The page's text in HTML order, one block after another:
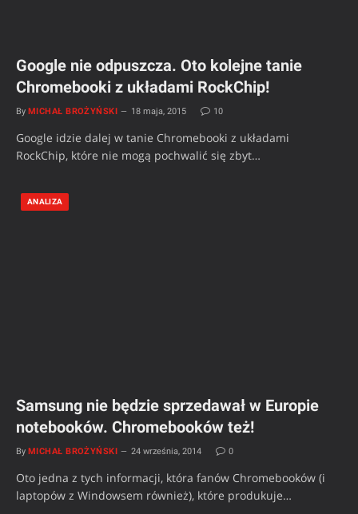
Google nie odpuszcza. Oto kolejne tanie
Chromebooki z układami RockChip!
By MICHAŁ BROŻYŃSKI 18 maja, 2015 10
Google idzie dalej w tanie Chromebooki z układami
RockChip, które nie mogą pochwalić się zbyt…
ANALIZA
Samsung nie będzie sprzedawał w Europie
notebooków. Chromebooków też!
By MICHAŁ BROŻYŃSKI 24 września, 2014 0
Oto jedna z tych informacji, która fanów Chromebooków (i
laptopów z Windowsem również), które produkuje…